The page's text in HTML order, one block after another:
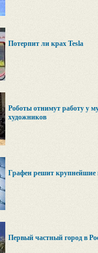
Потерпит ли крах Tesla
Роботы отнимут работу у
художников
Графен решит
Первый частный город в